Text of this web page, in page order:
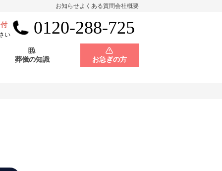
お知らせよくある質問会社概要
い 0120-288-725
葬儀の知識 お急ぎの方
会員制度
神奈川県